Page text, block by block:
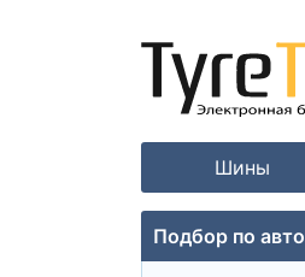
Шины
Подбор по авто